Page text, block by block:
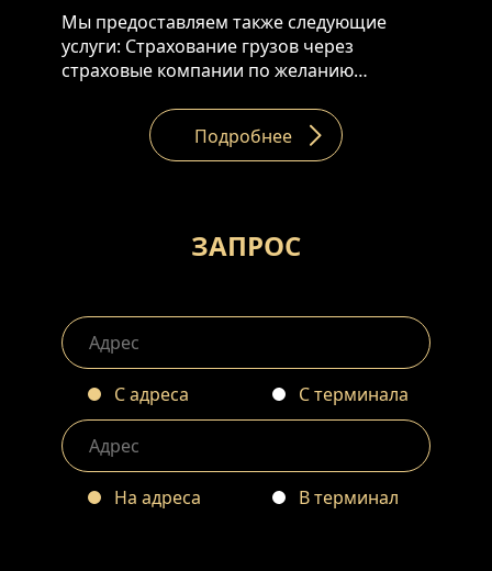
Мы предоставляем также следующие
услуги: Страхование грузов через
страховые компании по желанию
вариантам доставки, таможенное
оформление. Помощь в таможенном
оформлении товаров.
Подробнее
ЗАПРОС
С адреса С терминала
На адреса В терминал